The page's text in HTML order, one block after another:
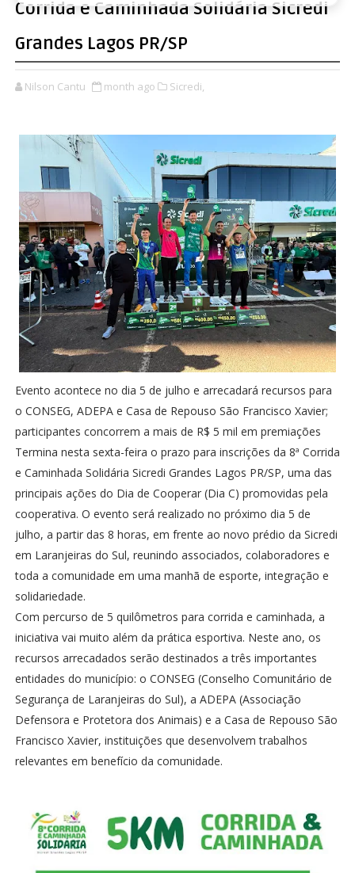
Corrida e Caminhada Solidária Sicredi
Grandes Lagos PR/SP
Nilson Cantu month ago Sicredi,
Evento acontece no dia 5 de julho e arrecadará recursos para
o CONSEG, ADEPA e Casa de Repouso São Francisco Xavier;
participantes concorrem a mais de R$ 5 mil em premiações
Termina nesta sexta-feira o prazo para inscrições da 8ª Corrida
e Caminhada Solidária Sicredi Grandes Lagos PR/SP, uma das
principais ações do Dia de Cooperar (Dia C) promovidas pela
cooperativa. O evento será realizado no próximo dia 5 de
julho, a partir das 8 horas, em frente ao novo prédio da Sicredi
em Laranjeiras do Sul, reunindo associados, colaboradores e
toda a comunidade em uma manhã de esporte, integração e
solidariedade.
Com percurso de 5 quilômetros para corrida e caminhada, a
iniciativa vai muito além da prática esportiva. Neste ano, os
recursos arrecadados serão destinados a três importantes
entidades do município: o CONSEG (Conselho Comunitário de
Segurança de Laranjeiras do Sul), a ADEPA (Associação
Defensora e Protetora dos Animais) e a Casa de Repouso São
Francisco Xavier, instituições que desenvolvem trabalhos
relevantes em benefício da comunidade.